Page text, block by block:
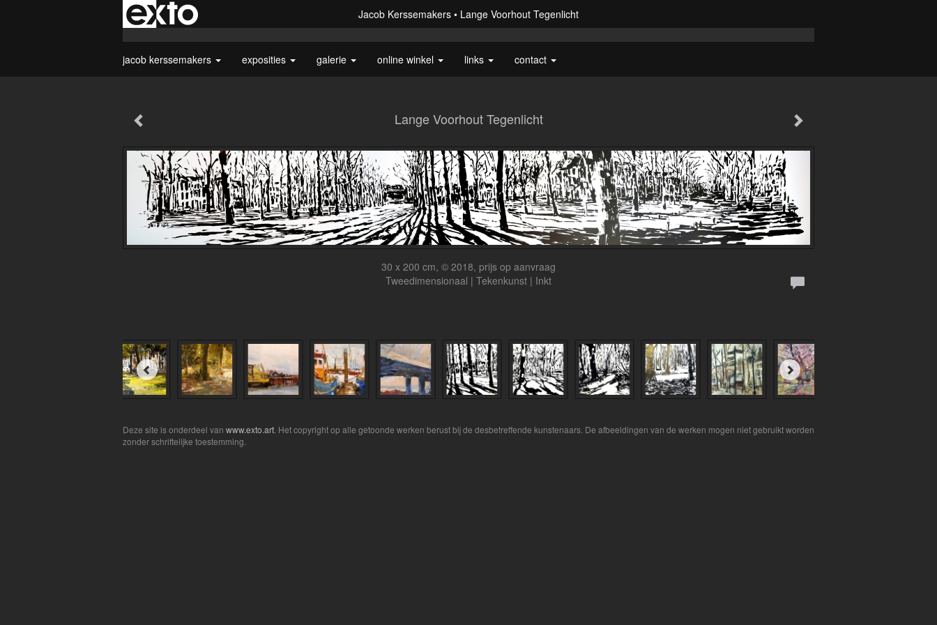
Jacob Kerssemakers Lange Voorhout Tegenlicht
jacob kerssemakers exposities galerie online winkel links contact
Lange Voorhout Tegenlicht
30 x 200 cm, © 2018, prijs op aanvraag
Tweedimensionaal | Tekenkunst | Inkt
Deze site is onderdeel van www.exto.art . Het copyright op alle getoonde werken berust bij de desbetreffende kunstenaars. De afbeeldingen van de werken mogen niet gebruikt worden
zonder schriftelijke toestemming.